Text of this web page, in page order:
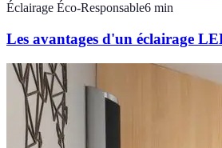
Éclairage Éco-Responsable6 min
Les avantages d'un éclairage